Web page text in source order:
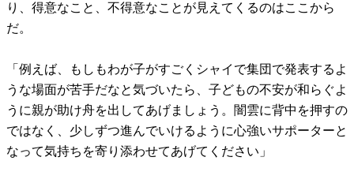
り、得意なこと、不得意なことが見えてくるのはここから
だ。
「例えば、もしもわが子がすごくシャイで集団で発表するよ
うな場面が苦手だなと気づいたら、子どもの不安が和らぐよ
うに親が助け舟を出してあげましょう。闇雲に背中を押すの
ではなく、少しずつ進んでいけるように心強いサポーターと
なって気持ちを寄り添わせてあげてください」